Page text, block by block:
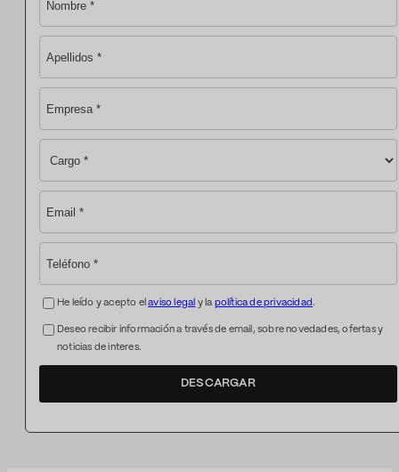
He leído y acepto elaviso legal y la política de privacidad.
Deseo recibir información a través de email, sobre novedades, ofertas y
noticias de interes.
DESCARGAR